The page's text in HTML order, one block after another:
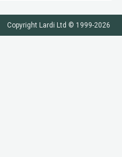
Copyright Lardi Ltd © 1999-2026